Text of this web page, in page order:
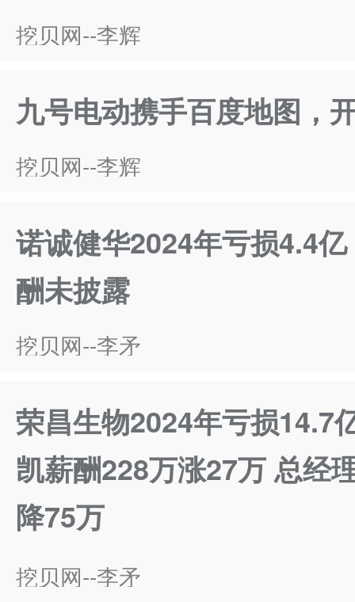
挖贝网--李辉
九号电动携手百度地图，
挖贝网--李辉
诺诚健华2024年亏损4.4
酬未披露
挖贝网--李矛
荣昌生物2024年亏损14.7
凯薪酬228万涨27万 总经
降75万
挖贝网--李矛